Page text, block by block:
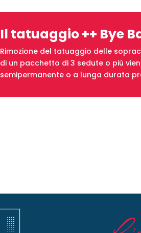
Il tatuaggio ++ Bye
Rimozione del tatuaggio delle
di un pacchetto di 3 sedute o più
semipermanente o a lunga durata